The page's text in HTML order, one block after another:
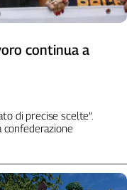
continua a
di precise scelte”.
confederazione